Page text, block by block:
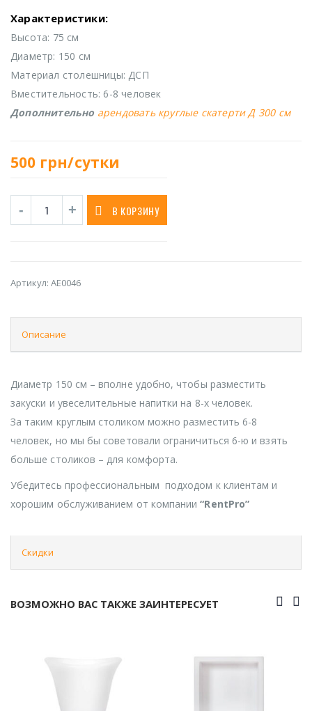
Характеристики:
Высота: 75 см
Диаметр: 150 см
Материал столешницы: ДСП
Вместительность: 6-8 человек
Дополнительно арендовать круглые скатерти Д 300 см
500 грн/сутки
В КОРЗИНУ
Артикул: AE0046
Описание
Диаметр 150 см – вполне удобно, чтобы разместить
закуски и увеселительные напитки на 8-х человек.
За таким круглым столиком можно разместить 6-8
человек, но мы бы советовали ограничиться 6-ю и взять
больше столиков – для комфорта.
Убедитесь профессиональным подходом к клиентам и
хорошим обслуживанием от компании“RentPro”
Скидки
ВОЗМОЖНО ВАС ТАКЖЕ ЗАИНТЕРЕСУЕТ